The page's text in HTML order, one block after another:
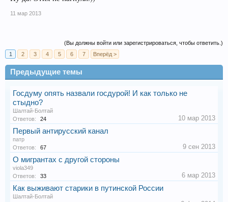
11 мар 2013
(Вы должны войти или зарегистрироваться, чтобы ответить.)
1
2 3 4 5 6 7 Вперёд >
Предыдущие темы
Госдуму опять назвали госдурой! И как только не
стыдно?
Шалтай-Болтай
Ответов:
24 10 мар 2013
Первый антирусский канал
патр
Ответов:
67 9 сен 2013
О мигрантах с другой стороны
viola349
Ответов:
33 6 мар 2013
Как выживают старики в путинской России
Шалтай-Болтай